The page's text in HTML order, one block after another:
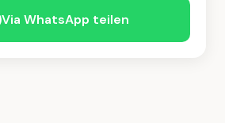
Via WhatsApp teilen